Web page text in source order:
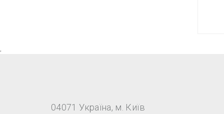
,
04071 Україна, м. Київ